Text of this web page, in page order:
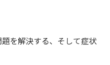
を解決する、そして症状